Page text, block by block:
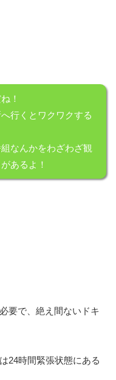
！
行くとワクワクする
なんかをわざわざ観
あるよ！
要で、絶え間ないドキ
24時間緊張状態にある